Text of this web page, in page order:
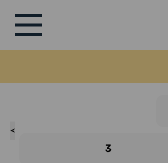
>
3